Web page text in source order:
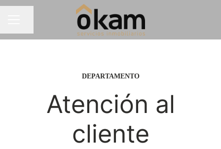
DEPARTAMENTO
Atención al
cliente